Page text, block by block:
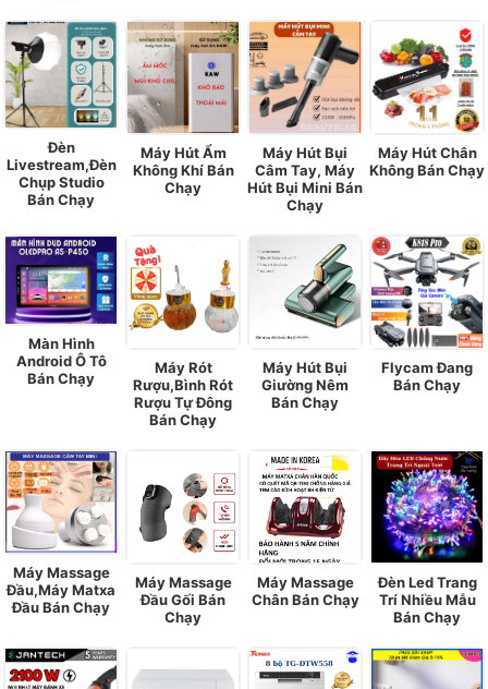
Đèn
Livestream,Đèn
Chụp Studio
Bán Chạy
Máy Hút Ẩm
Không Khí Bán
Chạy
Máy Hút Bụi
Câm Tay, Máy
Hút Bụi Mini Bán
Chạy
Máy Hút Chân
Không Bán Chạy
Màn Hình
Android Ô Tô
Bán Chạy
Máy Rót
Rượu,Bình Rót
Rượu Tự Đông
Bán Chạy
Máy Hút Bụi
Giường Nêm
Bán Chạy
Flycam Đang
Bán Chạy
Máy Massage
Đầu,Máy Matxa
Đầu Bán Chạy
Máy Massage
Đầu Gối Bán
Chạy
Máy Massage
Chân Bán Chạy
Đèn Led Trang
Trí Nhiều Mẫu
Bán Chạy